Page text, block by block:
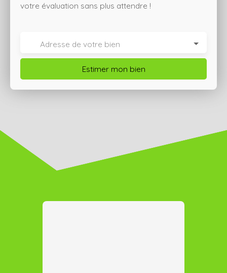
votre évaluation sans plus attendre !
Adresse de votre bien
Estimer mon bien